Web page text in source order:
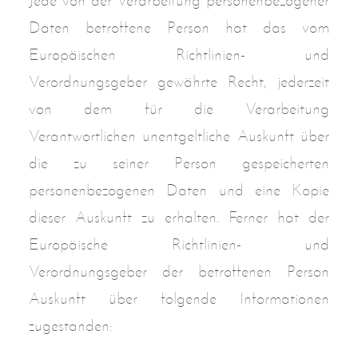
Daten betroffene Person hat das vom
Europäischen Richtlinien- und
Verordnungsgeber gewährte Recht, jederzeit
von dem für die Verarbeitung
Verantwortlichen unentgeltliche Auskunft über
die zu seiner Person gespeicherten
personenbezogenen Daten und eine Kopie
dieser Auskunft zu erhalten. Ferner hat der
Europäische Richtlinien- und
Verordnungsgeber der betroffenen Person
Auskunft über folgende Informationen
zugestanden: